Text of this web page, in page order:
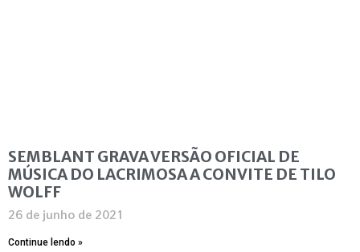
SEMBLANT GRAVA VERSÃO OFICIAL DE
MÚSICA DO LACRIMOSA A CONVITE DE TILO
WOLFF
26 de junho de 2021
Continue lendo »